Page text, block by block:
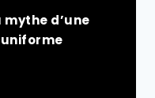
mythe d’une